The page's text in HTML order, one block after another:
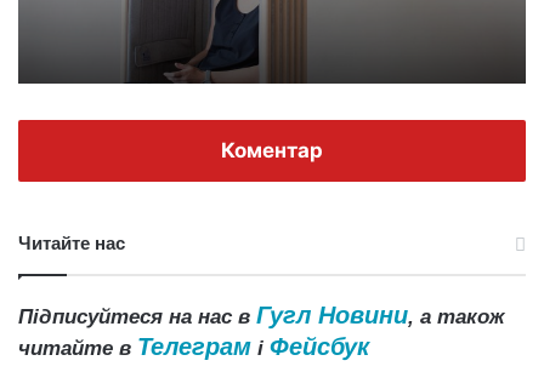
Коментар
Читайте нас
Підписуйтеся на нас в Гугл Новини, а також
читайте в Телеграм і Фейсбук